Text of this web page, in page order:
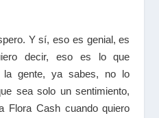
Y sí, eso es genial, es
decir, eso es lo que
la gente, ya sabes, no lo
sea solo un sentimiento,
Flora Cash cuando quiero